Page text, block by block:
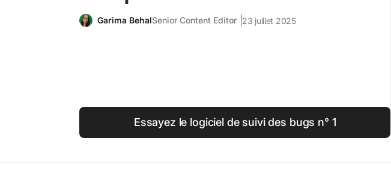
Garima BehalSenior Content Editor 23 juillet 2025
Essayez le logiciel de suivi des bugs n° 1